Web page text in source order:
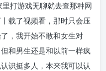
打游戏无聊就去查那种网
载了视频看，那时只会压
，我开始不敢和女生对
和男生还是和以前一样疯
识挺多人，本来我可以认